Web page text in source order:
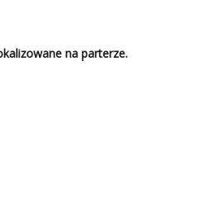
na parterze.